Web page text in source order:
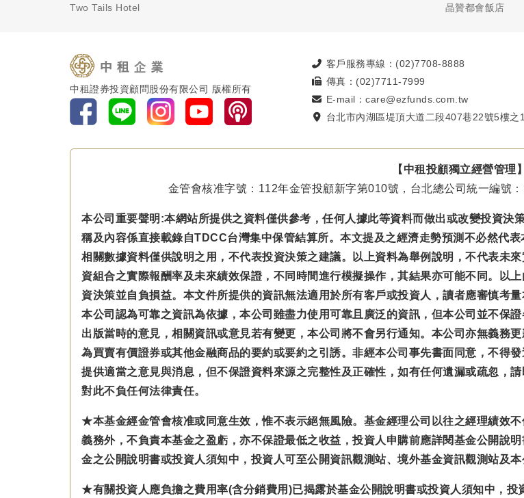
Two Tails Hotel
晶贊都會飯店
中租證券投資顧問股份有限公司 版權所有
客戶服務專線：(02)7708-8888
傳真：(02)7711-7999
E-mail：care@ezfunds.com.tw
台北市內湖區堤頂大道二段407巷22號5樓之
【中租投顧獨立經營管理】
金管會核准字號：112年金管投顧新字第010號，台北總公司統一編號
本公司重要聲明:本網站所提供之資料僅供參考，任何人據此等資料而做出或改變投資決
稱及內容係直接載錄自TDCC台灣集中保管結算所。本文提及之經濟走勢預測不必然代
相關數據資料僅供說明之用，不代表投資決策之建議。以上資料為舉例說明，不代表未
資組合之實際報酬率及未來績效保證，不同時間進行模擬操作，其結果亦可能不同。以
資決策並自負損益。本文件所提供的資訊無法適用於所有客戶或投資人，讀者應審慎考
本公司認為可靠之資訊為依據，本公司雖盡力使用可靠且廣泛的資訊，但本公司並不保
出版當時的意見，相關資訊或意見若有變更，本公司將不會另行通知。本公司亦無義務
為買賣有價證券或其他金融商品的要約或要約之引誘。非經本公司事先書面同意，不得
提供適當之意見與消息，但不保證資料來源之完整性及正確性，如有任何遺漏或疏忽，
對此不負任何法律責任。
★本基金經金管會核准或同意生效，惟不表示絕無風險。基金經理公司以往之經理績效
義務外，不負責本基金之盈虧，亦不保證最低之收益，投資人申購前應詳閱基金公開說
金之公開說明書或投資人須知中，投資人可至公開資訊觀測站、境外基金資訊觀測站及
★有關投資人應負擔之費用率(含分銷費用)已揭露於基金公開說明書或投資人須知中，